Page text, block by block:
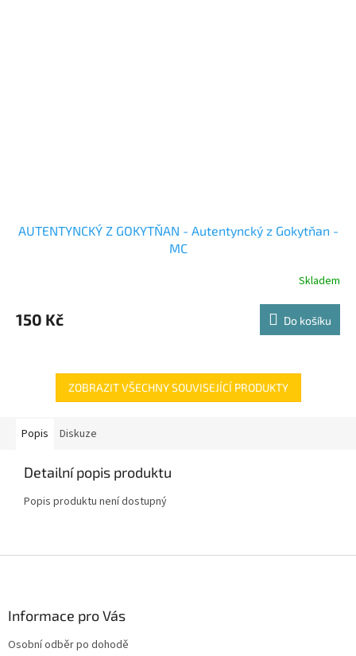
AUTENTYNCKÝ Z GOKYTŇAN - Autentyncký z Gokytňan -
MC
Skladem
150 Kč Do košíku
ZOBRAZIT VŠECHNY SOUVISEJÍCÍ PRODUKTY
Popis Diskuze
Detailní popis produktu
Popis produktu není dostupný
Informace pro Vás
Osobní odběr po dohodě